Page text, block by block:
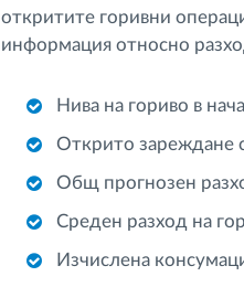
откритите горивни
информация относно
Нива на гориво в
Открито зареждане
Общ прогнозен
Среден разход на
Изчислена